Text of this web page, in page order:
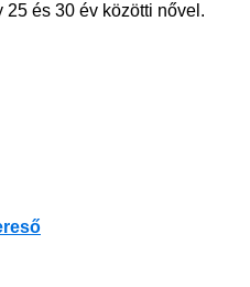
és 30 év közötti nővel.